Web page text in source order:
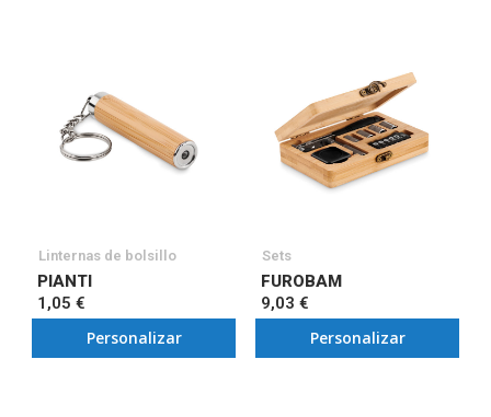
Linternas de bolsillo
PIANTI
1,05 €
Personalizar
Sets
FUROBAM
9,03 €
Personalizar